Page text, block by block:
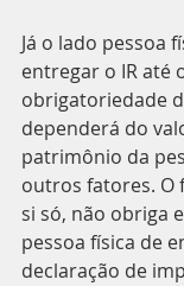
Já o lado pessoa
entregar o IR até
obrigatoriedade
dependerá do
patrimônio da
outros fatores. O
si só, não obriga
pessoa física de
declaração de